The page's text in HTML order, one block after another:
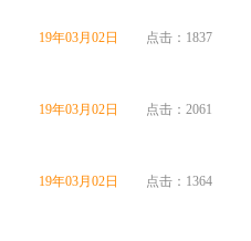
19年03月02日
点击：1837
19年03月02日
点击：2061
19年03月02日
点击：1364